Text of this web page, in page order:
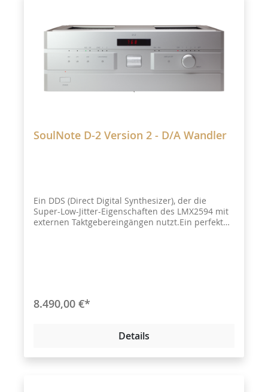
SoulNote D-2 Version 2 - D/A Wandler
Ein DDS (Direct Digital Synthesizer), der die
Super-Low-Jitter-Eigenschaften des LMX2594 mit
externen Taktgebereingängen nutzt.Ein perfekt
8.490,00 €*
Details